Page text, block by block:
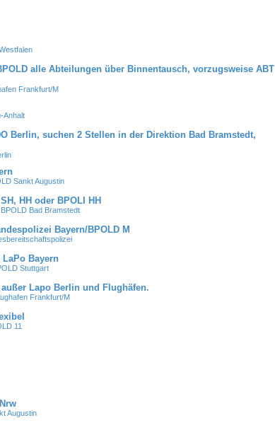
alle Abteilungen über Binnentausch, vorzugsweise ABT
Frankfurt/M
Anhalt
Berlin, suchen 2 Stellen in der Direktion Bad Bramstedt,
Sankt Augustin
HH oder BPOLI HH
BPOLD Bad Bramstedt
Bayern/BPOLD M
LaPo Bayern
Stuttgart
Lapo Berlin und Flughäfen.
Frankfurt/M
11
Augustin